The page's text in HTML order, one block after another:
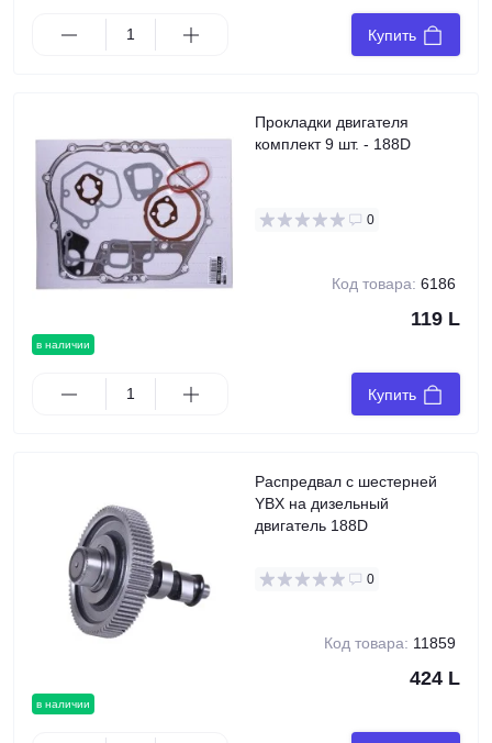
Купить
в наличии
Прокладки двигателя
комплект 9 шт. - 188D
0
Код товара: 6186
119 L
Купить
в наличии
Распредвал c шестерней
YBX на дизельный
двигатель 188D
0
Код товара: 11859
424 L